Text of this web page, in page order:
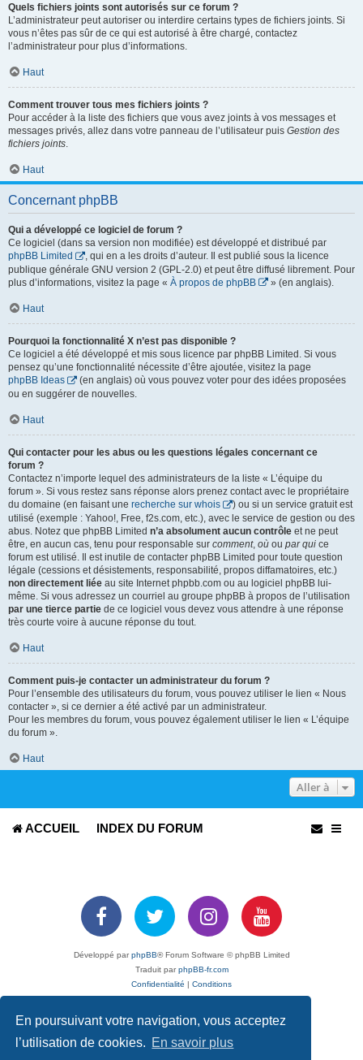
En poursuivant votre navigation, vous acceptez
l’utilisation de cookies. En savoir plus
Quels fichiers joints sont autorisés sur ce forum ?
L’administrateur peut autoriser ou interdire certains types de fichiers joints. Si
vous n’êtes pas sûr de ce qui est autorisé à être chargé, contactez
l’administrateur pour plus d’informations.
Haut
Comment trouver tous mes fichiers joints ?
Pour accéder à la liste des fichiers que vous avez joints à vos messages et
messages privés, allez dans votre panneau de l’utilisateur puis Gestion des
fichiers joints.
Haut
Concernant phpBB
Qui a développé ce logiciel de forum ?
Ce logiciel (dans sa version non modifiée) est développé et distribué par
phpBB Limited
, qui en a les droits d’auteur. Il est publié sous la licence
publique générale GNU version 2 (GPL-2.0) et peut être diffusé librement. Pour
plus d’informations, visitez la page « À propos de phpBB » (en anglais).
Haut
Pourquoi la fonctionnalité X n’est pas disponible ?
Ce logiciel a été développé et mis sous licence par phpBB Limited. Si vous
pensez qu’une fonctionnalité nécessite d’être ajoutée, visitez la page
phpBB Ideas
(en anglais) où vous pouvez voter pour des idées proposées
ou en suggérer de nouvelles.
Haut
Qui contacter pour les abus ou les questions légales concernant ce
forum ?
Contactez n’importe lequel des administrateurs de la liste « L’équipe du
forum ». Si vous restez sans réponse alors prenez contact avec le propriétaire
du domaine (en faisant une recherche sur whois
) ou si un service gratuit est
utilisé (exemple : Yahoo!, Free, f2s.com, etc.), avec le service de gestion ou des
abus. Notez que phpBB Limited n’a absolument aucun contrôle et ne peut
être, en aucun cas, tenu pour responsable sur comment, où ou par qui ce
forum est utilisé. Il est inutile de contacter phpBB Limited pour toute question
légale (cessions et désistements, responsabilité, propos diffamatoires, etc.)
non directement liée au site Internet phpbb.com ou au logiciel phpBB lui-
même. Si vous adressez un courriel au groupe phpBB à propos de l’utilisation
par une tierce partie de ce logiciel vous devez vous attendre à une réponse
très courte voire à aucune réponse du tout.
Haut
Comment puis-je contacter un administrateur du forum ?
Pour l’ensemble des utilisateurs du forum, vous pouvez utiliser le lien « Nous
contacter », si ce dernier a été activé par un administrateur.
Pour les membres du forum, vous pouvez également utiliser le lien « L’équipe
du forum ».
Haut
Aller à
ACCUEIL INDEX DU FORUM
Développé parphpBB® Forum Software © phpBB Limited
Traduit parphpBB-fr.com
Confidentialité | Conditions